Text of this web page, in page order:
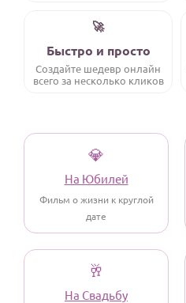
Папе
Детям
ПЕРСОНАЛЬНЫЕ
Пожелания
По именам
По годам
🚀
Быстро и просто
Создайте шедевр онлайн
всего за несколько кликов
💎
На Юбилей
Фильм о жизни к круглой
дате
🥂
На Свадьбу